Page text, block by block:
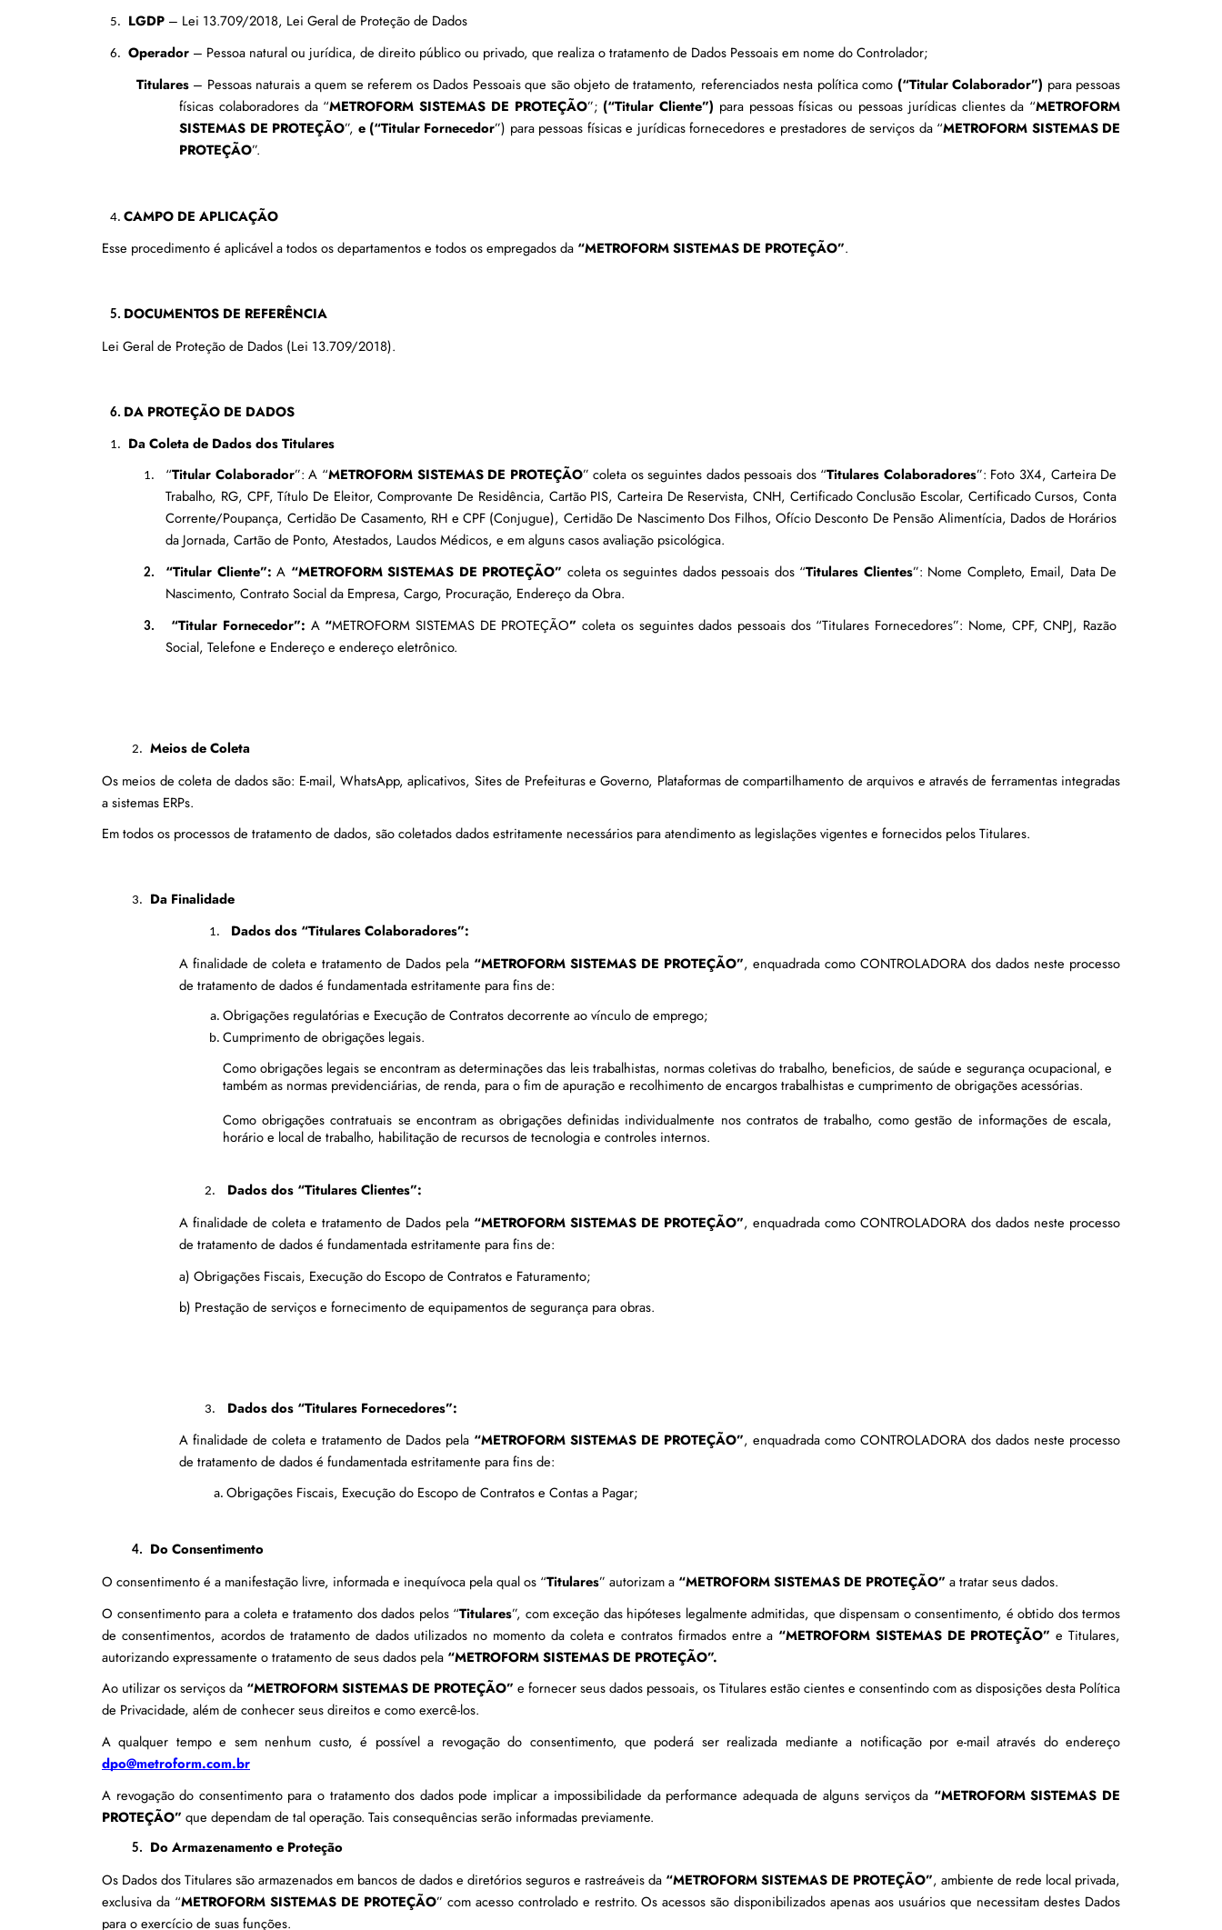
LGDP – Lei 13.709/2018, Lei Geral de Proteção de Dados
Operador – Pessoa natural ou jurídica, de direito público ou privado, que realiza o tratamento de Dados Pessoais em nome do Controlador;
Titulares – Pessoas naturais a quem se referem os Dados Pessoais que são objeto de tratamento, referenciados nesta política como (“Titular Colaborador”) para pessoas
físicas colaboradores da “METROFORM SISTEMAS DE PROTEÇÃO”; (“Titular Cliente”) para pessoas físicas ou pessoas jurídicas clientes da “METROFORM
SISTEMAS DE PROTEÇÃO”, e (“Titular Fornecedor”) para pessoas físicas e jurídicas fornecedores e prestadores de serviços da “METROFORM SISTEMAS DE
PROTEÇÃO”.
CAMPO DE APLICAÇÃO
Esse procedimento é aplicável a todos os departamentos e todos os empregados da “METROFORM SISTEMAS DE PROTEÇÃO”.
DOCUMENTOS DE REFERÊNCIA
Lei Geral de Proteção de Dados (Lei 13.709/2018).
DA PROTEÇÃO DE DADOS
Da Coleta de Dados dos Titulares
“Titular Colaborador”: A “METROFORM SISTEMAS DE PROTEÇÃO” coleta os seguintes dados pessoais dos “Titulares Colaboradores”: Foto 3X4, Carteira De
Trabalho, RG, CPF, Título De Eleitor, Comprovante De Residência, Cartão PIS, Carteira De Reservista, CNH, Certificado Conclusão Escolar, Certificado Cursos, Conta
Corrente/Poupança, Certidão De Casamento, RH e CPF (Conjugue), Certidão De Nascimento Dos Filhos, Ofício Desconto De Pensão Alimentícia, Dados de Horários
da Jornada, Cartão de Ponto, Atestados, Laudos Médicos, e em alguns casos avaliação psicológica.
“Titular Cliente”: A “METROFORM SISTEMAS DE PROTEÇÃO” coleta os seguintes dados pessoais dos “Titulares Clientes”: Nome Completo, Email, Data De
Nascimento, Contrato Social da Empresa, Cargo, Procuração, Endereço da Obra.
“Titular Fornecedor”: A “METROFORM SISTEMAS DE PROTEÇÃO” coleta os seguintes dados pessoais dos “Titulares Fornecedores”: Nome, CPF, CNPJ, Razão
Social, Telefone e Endereço e endereço eletrônico.
Meios de Coleta
Os meios de coleta de dados são: E-mail, WhatsApp, aplicativos, Sites de Prefeituras e Governo, Plataformas de compartilhamento de arquivos e através de ferramentas integradas
a sistemas ERPs.
Em todos os processos de tratamento de dados, são coletados dados estritamente necessários para atendimento as legislações vigentes e fornecidos pelos Titulares.
Da Finalidade
Dados dos “Titulares Colaboradores”:
A finalidade de coleta e tratamento de Dados pela “METROFORM SISTEMAS DE PROTEÇÃO”, enquadrada como CONTROLADORA dos dados neste processo
de tratamento de dados é fundamentada estritamente para fins de:
Obrigações regulatórias e Execução de Contratos decorrente ao vínculo de emprego;
Cumprimento de obrigações legais.
Como obrigações legais se encontram as determinações das leis trabalhistas, normas coletivas do trabalho, beneficios, de saúde e segurança ocupacional, e
também as normas previdenciárias, de renda, para o fim de apuração e recolhimento de encargos trabalhistas e cumprimento de obrigações acessórias.
Como obrigações contratuais se encontram as obrigações definidas individualmente nos contratos de trabalho, como gestão de informações de escala,
horário e local de trabalho, habilitação de recursos de tecnologia e controles internos.
Dados dos “Titulares Clientes”:
A finalidade de coleta e tratamento de Dados pela “METROFORM SISTEMAS DE PROTEÇÃO”, enquadrada como CONTROLADORA dos dados neste processo
de tratamento de dados é fundamentada estritamente para fins de:
a) Obrigações Fiscais, Execução do Escopo de Contratos e Faturamento;
b) Prestação de serviços e fornecimento de equipamentos de segurança para obras.
Dados dos “Titulares Fornecedores”:
A finalidade de coleta e tratamento de Dados pela “METROFORM SISTEMAS DE PROTEÇÃO”, enquadrada como CONTROLADORA dos dados neste processo
de tratamento de dados é fundamentada estritamente para fins de:
Obrigações Fiscais, Execução do Escopo de Contratos e Contas a Pagar;
Do Consentimento
O consentimento é a manifestação livre, informada e inequívoca pela qual os “Titulares” autorizam a “METROFORM SISTEMAS DE PROTEÇÃO” a tratar seus dados.
O consentimento para a coleta e tratamento dos dados pelos “Titulares”, com exceção das hipóteses legalmente admitidas, que dispensam o consentimento, é obtido dos termos
de consentimentos, acordos de tratamento de dados utilizados no momento da coleta e contratos firmados entre a “METROFORM SISTEMAS DE PROTEÇÃO” e Titulares,
autorizando expressamente o tratamento de seus dados pela “METROFORM SISTEMAS DE PROTEÇÃO”.
Ao utilizar os serviços da “METROFORM SISTEMAS DE PROTEÇÃO” e fornecer seus dados pessoais, os Titulares estão cientes e consentindo com as disposições desta Política
de Privacidade, além de conhecer seus direitos e como exercê-los.
dpo@metroform.com.br
A revogação do consentimento para o tratamento dos dados pode implicar a impossibilidade da performance adequada de alguns serviços da “METROFORM SISTEMAS DE
PROTEÇÃO” que dependam de tal operação. Tais consequências serão informadas previamente.
Do Armazenamento e Proteção
Os Dados dos Titulares são armazenados em bancos de dados e diretórios seguros e rastreáveis da “METROFORM SISTEMAS DE PROTEÇÃO”, ambiente de rede local privada,
exclusiva da “METROFORM SISTEMAS DE PROTEÇÃO” com acesso controlado e restrito. Os acessos são disponibilizados apenas aos usuários que necessitam destes Dados
para o exercício de suas funções.